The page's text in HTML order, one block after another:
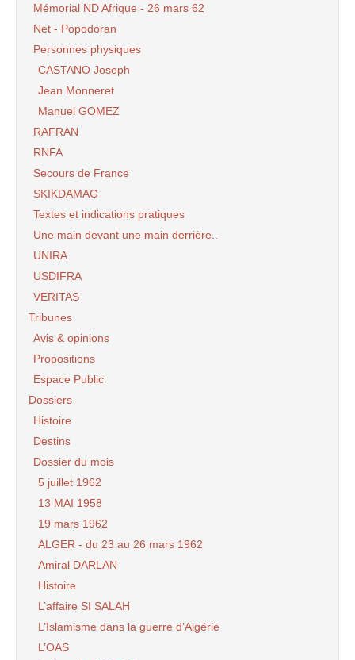
Mémorial ND Afrique - 26 mars 62
Net - Popodoran
Personnes physiques
CASTANO Joseph
Jean Monneret
Manuel GOMEZ
RAFRAN
RNFA
Secours de France
SKIKDAMAG
Textes et indications pratiques
Une main devant une main derrière..
UNIRA
USDIFRA
VERITAS
Tribunes
Avis & opinions
Propositions
Espace Public
Dossiers
Histoire
Destins
Dossier du mois
5 juillet 1962
13 MAI 1958
19 mars 1962
ALGER - du 23 au 26 mars 1962
Amiral DARLAN
Histoire
L’affaire SI SALAH
L’Islamisme dans la guerre d’Algérie
L’OAS